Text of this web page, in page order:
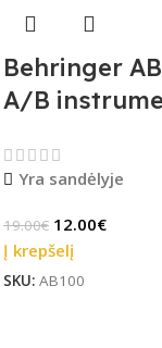
Behringer
A/B
jungiklis
Yra sandėlyje
19.00€ 12.00€
Į krepšelį
SKU: AB100